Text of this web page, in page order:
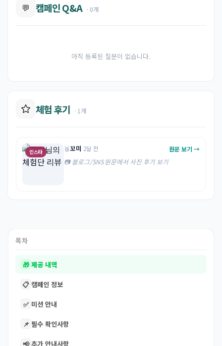
💬 캠페인 Q&A · 0개
아직 등록된 질문이 없습니다.
체험 후기 · 1개
인스타 🥉꼬미·2달 전 원문 보기 →
📷 블로그/SNS 원문에서 사진 후기 보기
목차
🎁 제공 내역
📋 캠페인 정보
✅ 미션 안내
📌 필수 확인사항
📢 추가 안내사항